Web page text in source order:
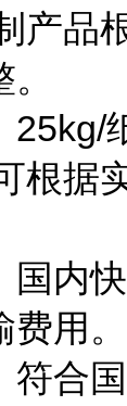
产品
25kg/
根据
国内
用。
符合